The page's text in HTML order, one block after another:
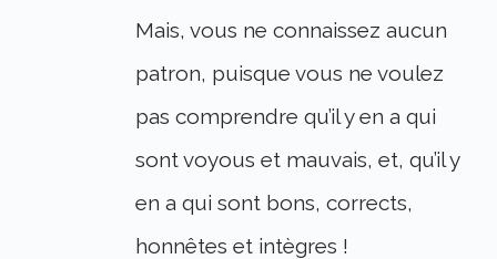
Mais, vous ne connaissez aucun
patron, puisque vous ne voulez
pas comprendre qu’il y en a qui
sont voyous et mauvais, et, qu’il y
en a qui sont bons, corrects,
honnêtes et intègres !